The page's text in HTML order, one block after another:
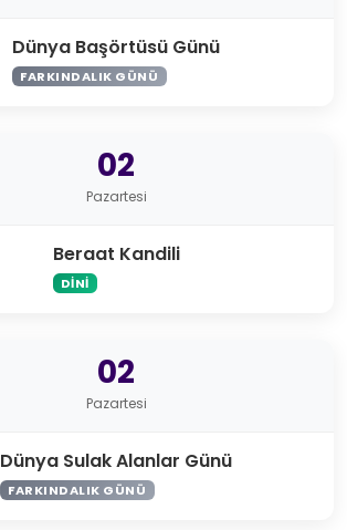
Dünya Başörtüsü Günü
FARKINDALIK GÜNÜ
02
Pazartesi
Beraat Kandili
DINI
02
Pazartesi
Dünya Sulak Alanlar Günü
FARKINDALIK GÜNÜ